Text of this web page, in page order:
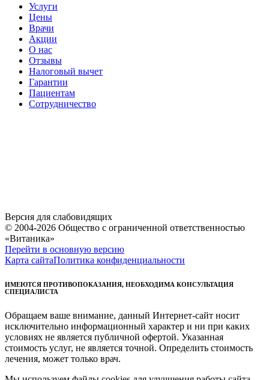
Услуги
Цены
Врачи
Акции
О нас
Отзывы
Налоговый вычет
Гарантии
Пациентам
Сотрудничество
Версия для слабовидящих
© 2004-2026 Общество с ограниченной ответственностью
«Витаника»
Перейти в основную версию
Карта сайтаПолитика конфиденциальности
ИМЕЮТСЯ ПРОТИВОПОКАЗАНИЯ, НЕОБХОДИМА КОНСУЛЬТАЦИЯ
СПЕЦИАЛИСТА
Обращаем ваше внимание, данный Интернет-сайт носит
исключительно информационный характер и ни при каких
условиях не является публичной офертой. Указанная
стоимость услуг, не является точной. Определить стоимость
лечения, может только врач.